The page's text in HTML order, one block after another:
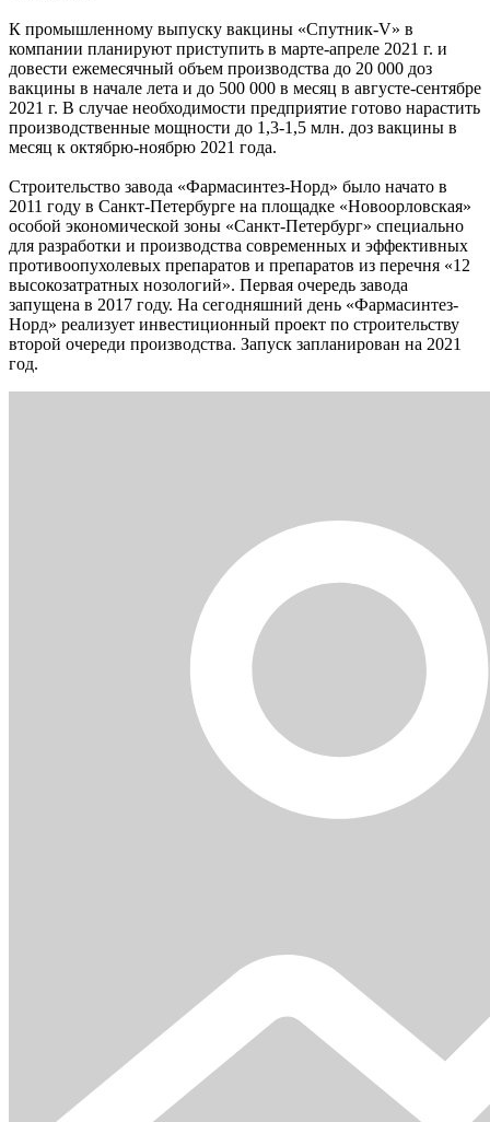
К промышленному выпуску вакцины «Спутник-V» в
компании планируют приступить в марте-апреле 2021 г. и
довести ежемесячный объем производства до 20 000 доз
вакцины в начале лета и до 500 000 в месяц в августе-сентябре
2021 г. В случае необходимости предприятие готово нарастить
производственные мощности до 1,3-1,5 млн. доз вакцины в
месяц к октябрю-ноябрю 2021 года.
Строительство завода «Фармасинтез-Норд» было начато в
2011 году в Санкт-Петербурге на площадке «Новоорловская»
особой экономической зоны «Санкт-Петербург» специально
для разработки и производства современных и эффективных
противоопухолевых препаратов и препаратов из перечня «12
высокозатратных нозологий». Первая очередь завода
запущена в 2017 году. На сегодняшний день «Фармасинтез-
Норд» реализует инвестиционный проект по строительству
второй очереди производства. Запуск запланирован на 2021
год.